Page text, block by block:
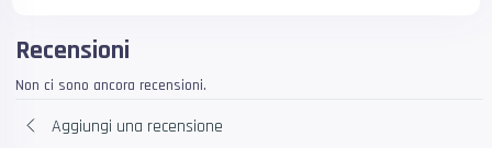
Recensioni
Non ci sono ancora recensioni.
Aggiungi una recensione